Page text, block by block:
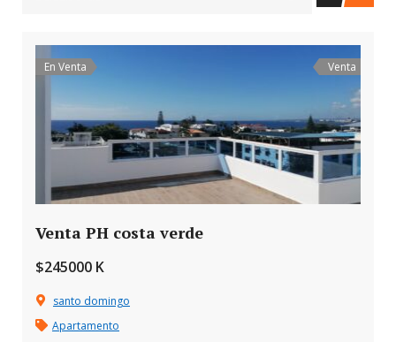
En Venta Venta
Venta PH costa verde
$245000 K
santo domingo
Apartamento